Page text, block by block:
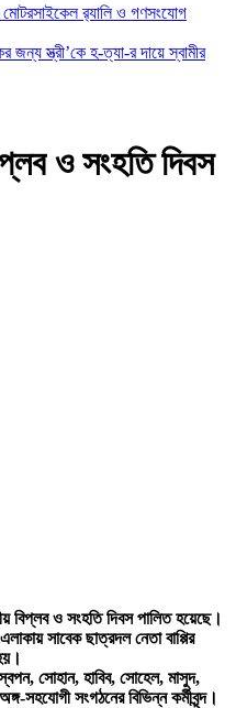
মোটরসাইকেল র‍্যালি ও গণসংযোগ
জন্য স্ত্রী’কে হ-ত্যা-র দায়ে স্বামীর
ও সংহতি দিবস
বিপ্লব ও সংহতি দিবস পালিত হয়েছে।
সাবেক ছাত্রদল নেতা বাপ্পির
সোহান, হাবিব, সোহেল, মাসুদ,
সহযোগী সংগঠনের বিভিন্ন কর্মীবৃন্দ।